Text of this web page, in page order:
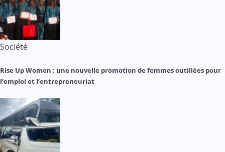
Société
Rise Up Women : une nouvelle promotion de femmes outillées pour
l’emploi et l’entrepreneuriat